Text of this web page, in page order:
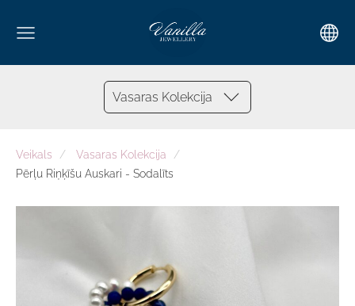
Vasaras Kolekcija
Veikals
Vasaras Kolekcija
Pērļu Riņķīšu Auskari - Sodalīts